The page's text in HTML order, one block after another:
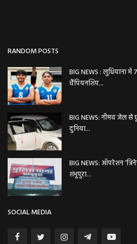
RANDOM POSTS
BIG NEWS : लुधियाना
चैंपियनशिप...
BIG NEWS: नीमच जेल
दुनिया...
BIG NEWS: ऑपरेशन
शंभूपुरा...
SOCIAL MEDIA